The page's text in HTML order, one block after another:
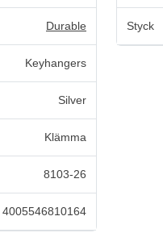
Durable
Keyhangers
Silver
Klämma
8103-26
4005546810164
Styck